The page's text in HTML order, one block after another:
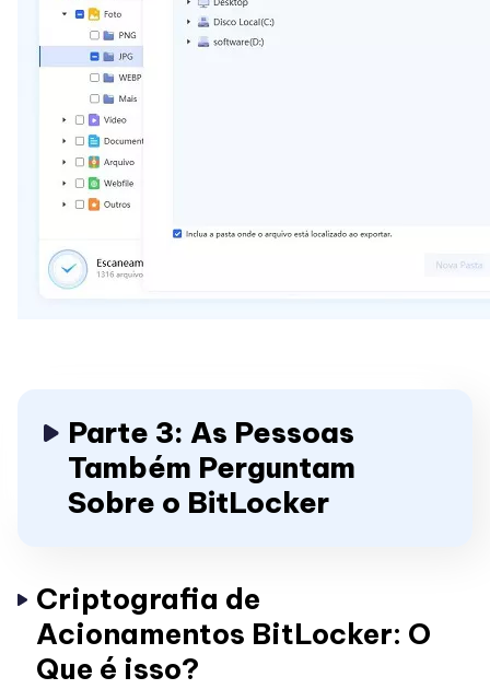
Parte 3: As Pessoas
Também Perguntam
Sobre o BitLocker
Criptografia de
Acionamentos BitLocker: O
Que é isso?